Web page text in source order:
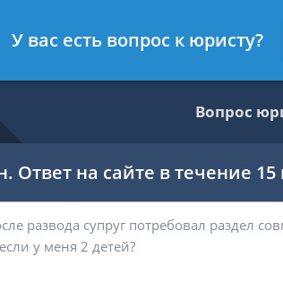
по гражданскому праву
Вопрос
Ответ на сайте в течение
У вас есть вопрос к юристу?